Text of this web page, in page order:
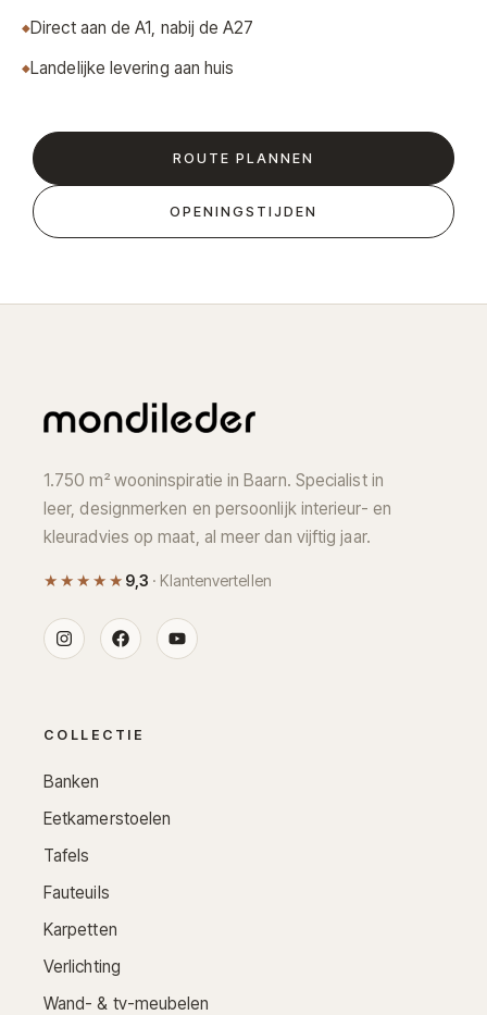
Direct aan de A1, nabij de A27
Landelijke levering aan huis
ROUTE PLANNEN
OPENINGSTIJDEN
1.750 m² wooninspiratie in Baarn. Specialist in
leer, designmerken en persoonlijk interieur- en
kleuradvies op maat, al meer dan vijftig jaar.
★★★★★ 9,3 · Klantenvertellen
COLLECTIE
Banken
Eetkamerstoelen
Tafels
Fauteuils
Karpetten
Verlichting
Wand- & tv-meubelen